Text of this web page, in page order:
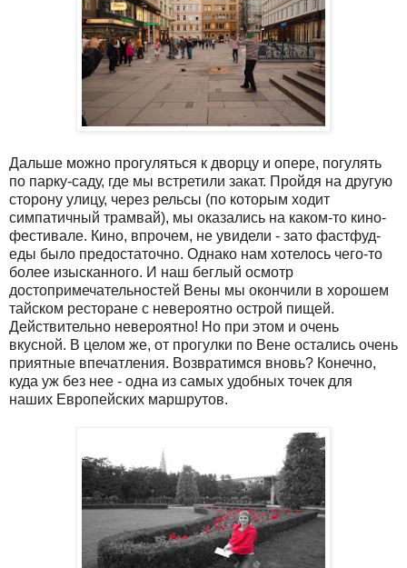
Дальше можно прогуляться к дворцу и опере, погулять
по парку-саду, где мы встретили закат. Пройдя на другую
сторону улицу, через рельсы (по которым ходит
симпатичный трамвай), мы оказались на каком-то кино-
фестивале. Кино, впрочем, не увидели - зато фастфуд-
еды было предостаточно. Однако нам хотелось чего-то
более изысканного. И наш беглый осмотр
достопримечательностей Вены мы окончили в хорошем
тайском ресторане с невероятно острой пищей.
Действительно невероятно! Но при этом и очень
вкусной. В целом же, от прогулки по Вене остались очень
приятные впечатления. Возвратимся вновь? Конечно,
куда уж без нее - одна из самых удобных точек для
наших Европейских маршрутов.